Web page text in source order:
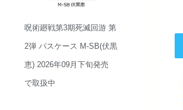
呪術廻戦第3期死滅回游 第
2弾 パスケース M-SB(伏黒
恵) 2026年09月下旬発売
で取扱中